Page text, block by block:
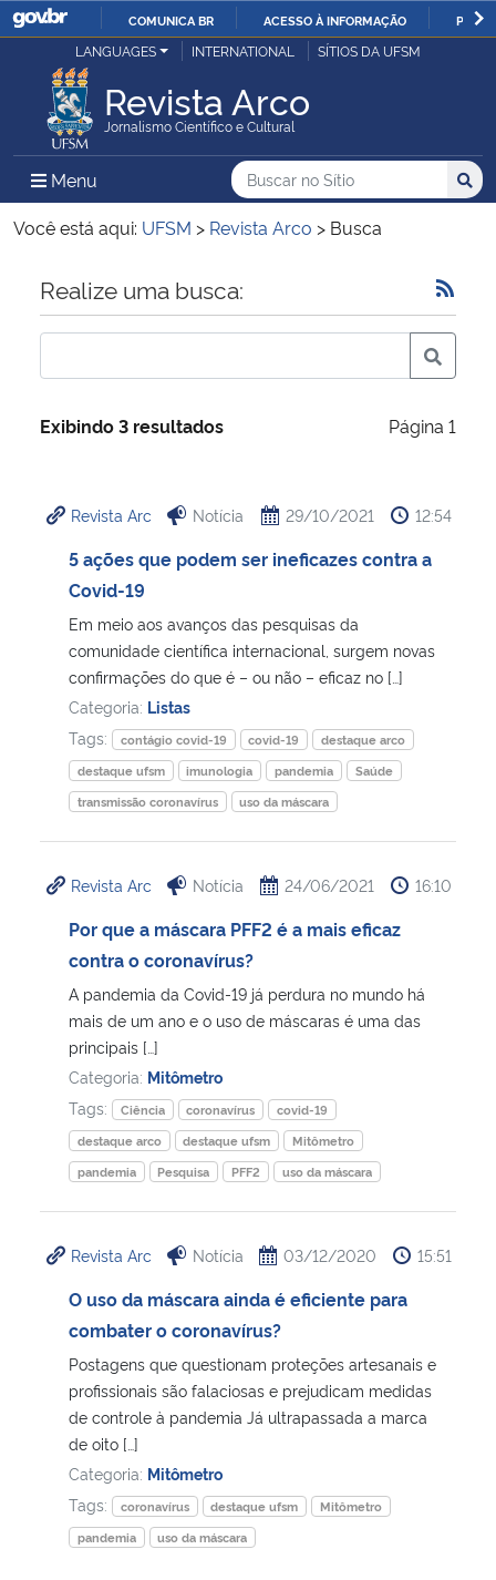
IR
O
COMUNICA BR ACESSO À INFORMAÇÃO
Ministério da Justiça e Segurança Pública
Ministério da Defesa
Ministério das Relações Exteriores
Ministério da Economia
Ministério da Infraestrutura
Ministério da Cidadania
Ministério da Saúde
Ministério de Minas e Energia
Ministério da Ciência, Tecnologia, Inovações e Comunicações
Ministério do Meio Ambiente
Ministério do Turismo
Controladoria-Geral da União
Ministério da Mulher, da Família e dos Direitos Humanos
Secretaria-Geral
Secretaria de Governo
Gabinete de Segurança Institucional
LANGUAGES INTERNATIONAL SÍTIOS DA UFSM
Revista Arco
Jornalismo Científico e Cultural
Menu Menu Principal do Sítio
Busca
Buscar no no Sítio
Busca:
Você está aqui: UFSM > Revista Arco > Busca
Início do conteúdo
Realize uma busca:
Exibindo 3 resultados Página 1
Revista Arc Notícia 29/10/2021 12:54
5 ações que podem ser ineficazes contra a
Covid-19
Em meio aos avanços das pesquisas da
comunidade científica internacional, surgem novas
confirmações do que é – ou não – eficaz no […]
Categoria: Listas
Tags:
contágio covid-19 covid-19
destaque arco
destaque ufsm
imunologia pandemia
Saúde
transmissão coronavírus
uso da máscara
Revista Arc Notícia 24/06/2021 16:10
Por que a máscara PFF2 é a mais eficaz
contra o coronavírus?
A pandemia da Covid-19 já perdura no mundo há
mais de um ano e o uso de máscaras é uma das
principais […]
Categoria: Mitômetro
Tags:
Ciência coronavírus
covid-19
destaque arco
destaque ufsm
Mitômetro
pandemia
Pesquisa PFF2 uso da máscara
Revista Arc Notícia 03/12/2020 15:51
O uso da máscara ainda é eficiente para
combater o coronavírus?
Postagens que questionam proteções artesanais e
profissionais são falaciosas e prejudicam medidas
de controle à pandemia Já ultrapassada a marca
de oito […]
Categoria: Mitômetro
Tags:
coronavírus destaque ufsm
Mitômetro
pandemia
uso da máscara